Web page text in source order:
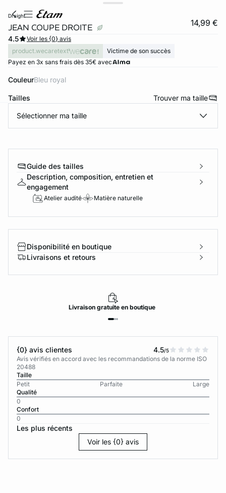
draight
JEAN COUPE DROITE 14,99 €
4.5
Voir les {0} avis
product.wecaretext
Victime de son succès
Payez en 3x sans frais dès 35€ avec
Couleur bleu royal
Tailles Trouver ma taille
Sélectionner ma taille
Guide des tailles
Description, composition, entretien et
engagement
Atelier audité Matière naturelle
Disponibilité en boutique
Livraisons et retours
Livraisongratuiteen boutique
{0} avis clientes 4.5/5
Avis vérifiés en accord avec les recommandations de la norme ISO
20488
Taille
Petit
Parfaite
Large
Qualité
0
Confort
0
Les plus récents
Voir les {0} avis